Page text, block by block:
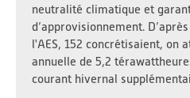
neutralité climatique et
d’approvisionnement.
l'AES, 152 concrétisaient, on
annuelle de 5,2
courant hivernal